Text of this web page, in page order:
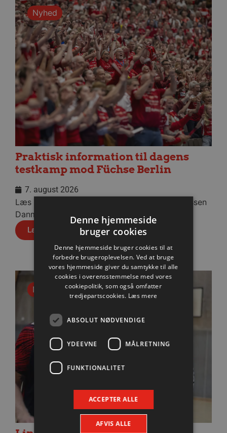
Nyhed
Praktisk information til dagens
testkamp mod Füchse Berlin
7. august 2026
Læs praktisk info til aftenens kamp i Sparekassen
Danmark Arena.
Læs mere
Nyhed
Denne hjemmeside
bruger cookies
Denne hjemmeside bruger cookies til at
forbedre brugeroplevelsen. Ved at bruge
vores hjemmeside giver du samtykke til alle
cookies i overensstemmelse med vores
cookiepolitik, som også omfatter
tredjepartscookies. Læs mere
ABSOLUT NØDVENDIGE
YDEEVNE MÅLRETNING
FUNKTIONALITET
ACCEPTER ALLE
AFVIS ALLE